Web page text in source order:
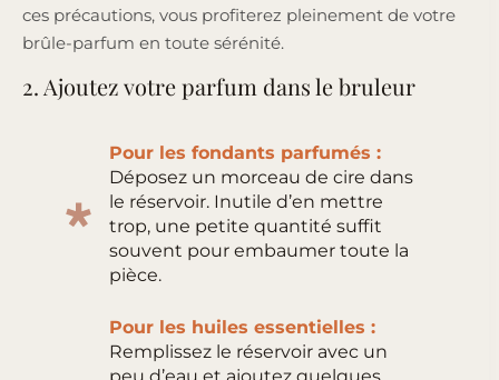
ces précautions, vous profiterez pleinement de votre
brûle-parfum en toute sérénité.
2. Ajoutez votre parfum dans le bruleur
Pour les fondants parfumés :
Déposez un morceau de cire dans
le réservoir. Inutile d’en mettre
trop, une petite quantité suffit
souvent pour embaumer toute la
pièce.
Pour les huiles essentielles :
Remplissez le réservoir avec un